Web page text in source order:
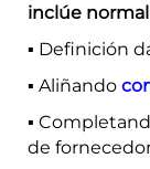
inclúe
▪️ Definición
▪️ Aliñando
▪️
de